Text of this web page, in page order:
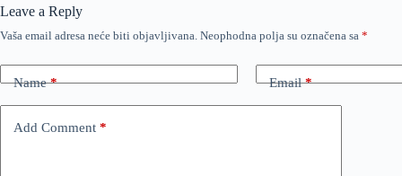
Leave a Reply
Vaša email adresa neće biti objavljivana. Neophodna polja su označena sa *
Name* Email*
Add Comment *